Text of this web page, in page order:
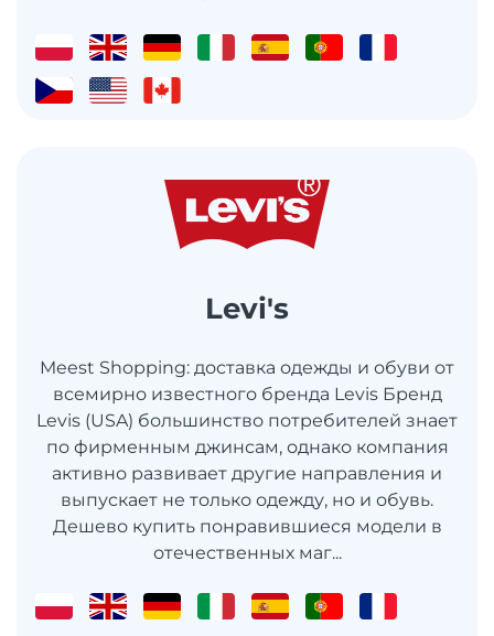
Levi's
Meest Shopping: доставка одежды и обуви от
всемирно известного бренда Levis Бренд
Levis (USA) большинство потребителей знает
по фирменным джинсам, однако компания
активно развивает другие направления и
выпускает не только одежду, но и обувь.
Дешево купить понравившиеся модели в
отечественных маг...